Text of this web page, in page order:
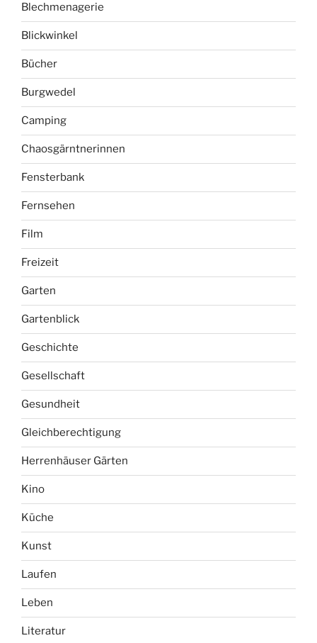
Blechmenagerie
Blickwinkel
Bücher
Burgwedel
Camping
Chaosgärntnerinnen
Fensterbank
Fernsehen
Film
Freizeit
Garten
Gartenblick
Geschichte
Gesellschaft
Gesundheit
Gleichberechtigung
Herrenhäuser Gärten
Kino
Küche
Kunst
Laufen
Leben
Literatur